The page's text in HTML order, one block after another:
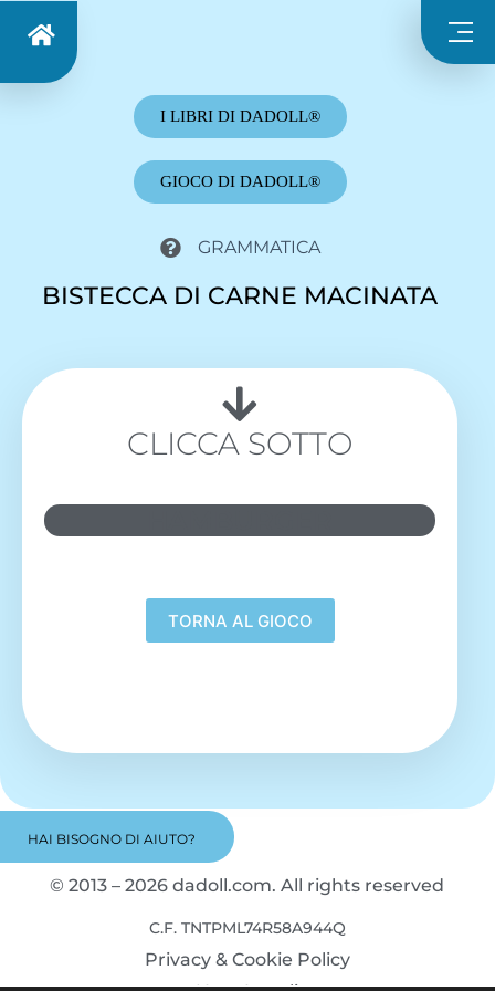
HAI BISOGNO DI AIUTO?
I LIBRI DI DADOLL®
GIOCO DI DADOLL®
GRAMMATICA
BISTECCA DI CARNE MACINATA
CLICCA SOTTO
© 2013 – 2026 dadoll.com. All rights reserved
C.F. TNTPML74R58A944Q
Privacy & Cookie Policy